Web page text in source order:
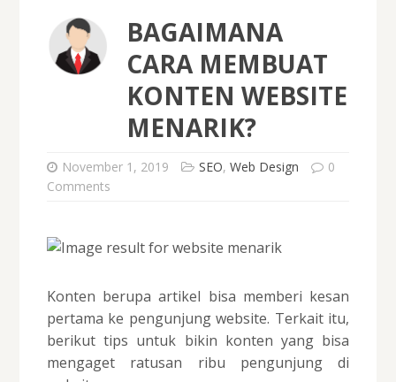
BAGAIMANA
CARA MEMBUAT
KONTEN WEBSITE
MENARIK?
November 1, 2019 SEO, Web Design
0
Comments
Konten berupa artikel bisa memberi kesan
pertama ke pengunjung website. Terkait itu,
berikut tips untuk bikin konten yang bisa
mengaget ratusan ribu pengunjung di